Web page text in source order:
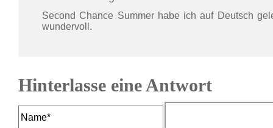
Second Chance Summer habe ich auf Deutsch
wundervoll.
Hinterlasse eine Antwort